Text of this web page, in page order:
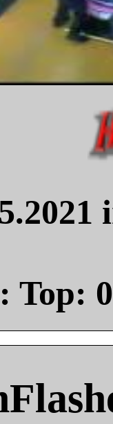
Top: 0